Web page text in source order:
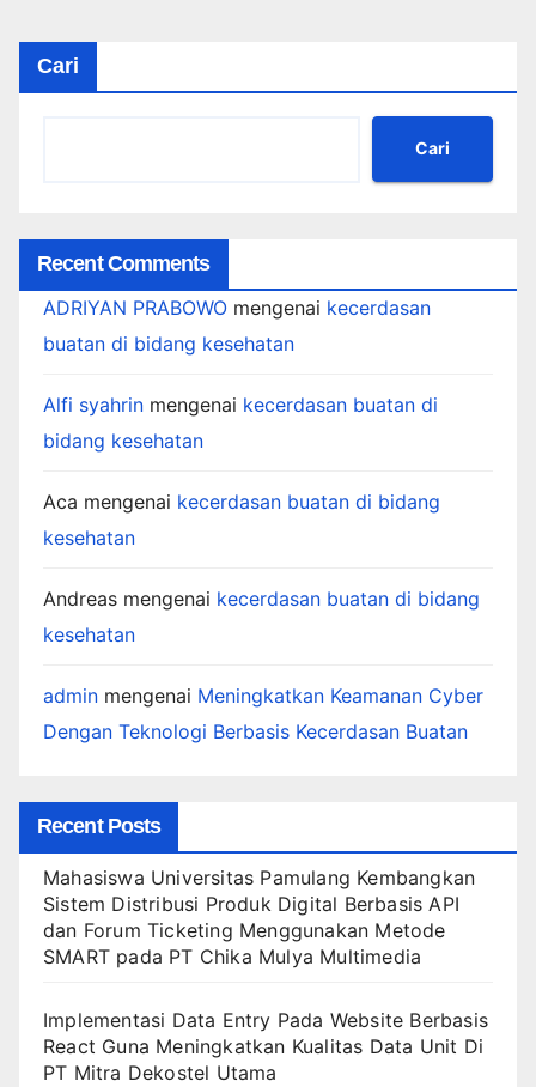
Cari
Cari
Recent Comments
ADRIYAN PRABOWO mengenai kecerdasan
buatan di bidang kesehatan
Alfi syahrin mengenai kecerdasan buatan di
bidang kesehatan
Aca mengenai kecerdasan buatan di bidang
kesehatan
Andreas mengenai kecerdasan buatan di bidang
kesehatan
admin mengenai Meningkatkan Keamanan Cyber
Dengan Teknologi Berbasis Kecerdasan Buatan
Recent Posts
Mahasiswa Universitas Pamulang Kembangkan
Sistem Distribusi Produk Digital Berbasis API
dan Forum Ticketing Menggunakan Metode
SMART pada PT Chika Mulya Multimedia
Implementasi Data Entry Pada Website Berbasis
React Guna Meningkatkan Kualitas Data Unit Di
PT Mitra Dekostel Utama